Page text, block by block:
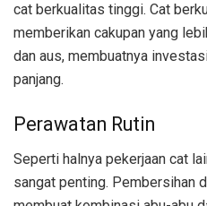
cat berkualitas tinggi. Cat
memberikan cakupan yang
dan aus, membuatnya
panjang.
Perawatan Rutin
Seperti halnya pekerjaan cat
sangat penting. Pembersihan